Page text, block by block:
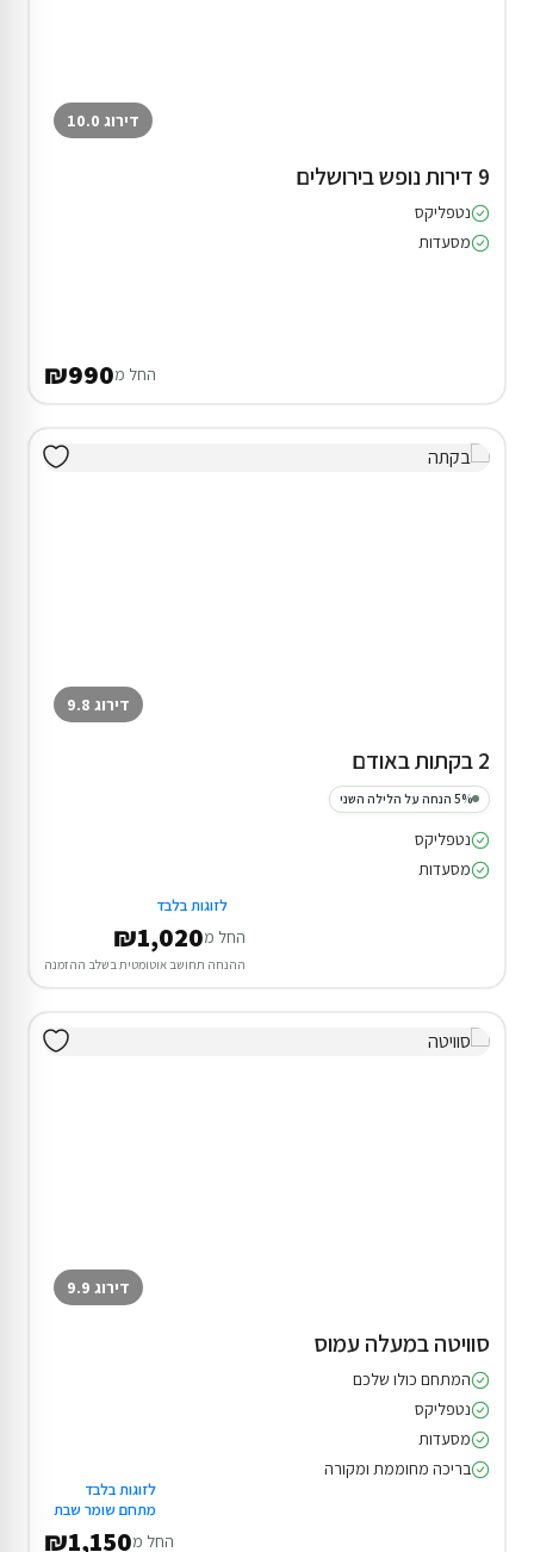
דירוג 10.0
9 דירות נופש בירושלים
נטפליקס
מסעדות
החל מ₪990
דירוג 9.8
2 בקתות באודם
5% הנחה על הלילה השני
נטפליקס
מסעדות
לזוגות בלבד
החל מ₪1,020
ההנחה תחושב אוטומטית בשלב ההזמנה
דירוג 9.9
סוויטה במעלה עמוס
המתחם כולו שלכם
נטפליקס
מסעדות
בריכה מחוממת ומקורה
לזוגות בלבד
מתחם שומר שבת
החל מ₪1,150